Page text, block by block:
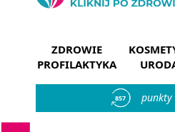
ZDROWIE
PROFILAKTYKA
857 punkty